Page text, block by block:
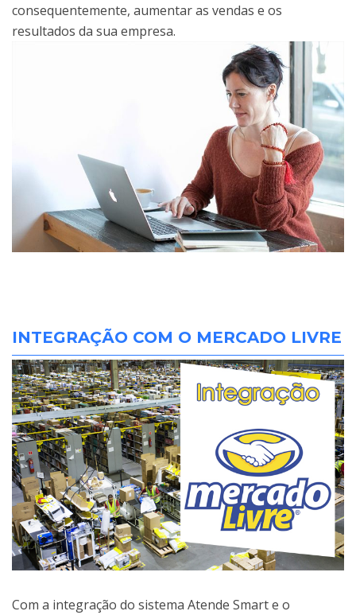
consequentemente, aumentar as vendas e os
resultados da sua empresa.
INTEGRAÇÃO COM O MERCADO LIVRE
Com a integração do sistema Atende Smart e o